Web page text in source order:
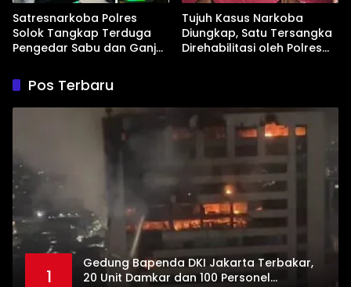
Satresnarkoba Polres
Solok Tangkap Terduga
Pengedar Sabu dan Ganja
Tujuh Kasus Narkoba
Diungkap, Satu Tersangka
Direhabilitasi oleh Polres
Pos Terbaru
1
Gedung Bapenda DKI Jakarta Terbakar,
20 Unit Damkar dan 100 Personel